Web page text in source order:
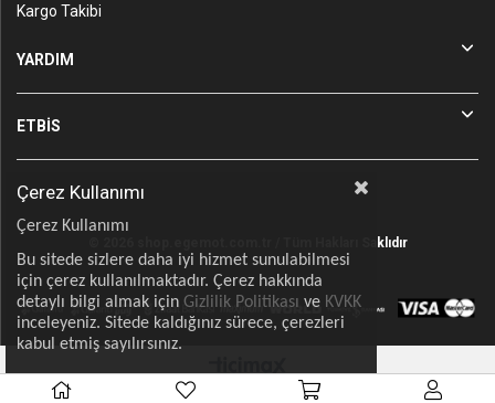
Kargo Takibi
YARDIM
ETBİS
© 2026 shop.egemot.com.tr / Tüm Hakları Saklıdır
Çerez Kullanımı
Çerez Kullanımı
Bu sitede sizlere daha iyi hizmet sunulabilmesi
için çerez kullanılmaktadır. Çerez hakkında
detaylı bilgi almak için Gizlilik Politikası ve KVKK
inceleyeniz. Sitede kaldığınız sürece, çerezleri
kabul etmiş sayılırsınız.